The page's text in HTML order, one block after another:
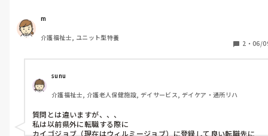
m
介護福祉士, ユニット型特養
2 ・ 06/
sunu
介護福祉士, 介護老人保健施設, デイサービス, デイケア・通所リハ
質問とは違いますが、、、
私は以前県外に転職する際に
カイゴジョブ（現在はウィルミージョブ）に登録して良い転職先に